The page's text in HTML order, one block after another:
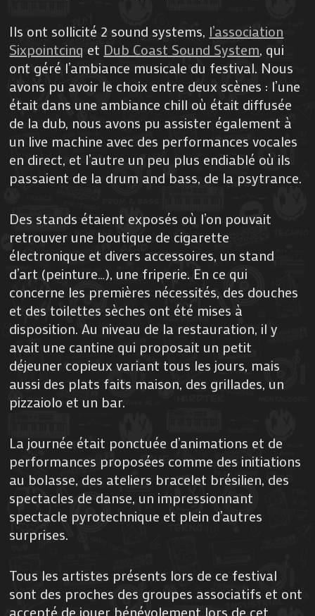
Ils ont sollicité 2 sound systems, l’association
Sixpointcinq et Dub Coast Sound System, qui
ont géré l’ambiance musicale du festival. Nous
avons pu avoir le choix entre deux scènes : l’une
était dans une ambiance chill où était diffusée
de la dub, nous avons pu assister également à
un live machine avec des performances vocales
en direct, et l’autre un peu plus endiablé où ils
passaient de la drum and bass, de la psytrance.
Des stands étaient exposés où l’on pouvait
retrouver une boutique de cigarette
électronique et divers accessoires, un stand
d’art (peinture…), une friperie. En ce qui
concerne les premières nécessités, des douches
et des toilettes sèches ont été mises à
disposition. Au niveau de la restauration, il y
avait une cantine qui proposait un petit
déjeuner copieux variant tous les jours, mais
aussi des plats faits maison, des grillades, un
pizzaiolo et un bar.
La journée était ponctuée d’animations et de
performances proposées comme des initiations
au bolasse, des ateliers bracelet brésilien, des
spectacles de danse, un impressionnant
spectacle pyrotechnique et plein d’autres
surprises.
Tous les artistes présents lors de ce festival
sont des proches des groupes associatifs et ont
accepté de jouer bénévolement lors de cet